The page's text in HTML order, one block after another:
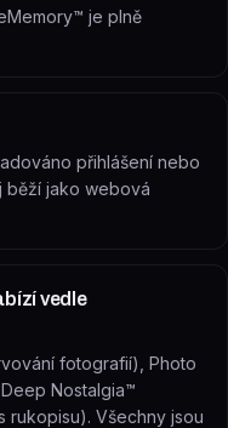
je plně
přihlášení nebo
běží jako webová
vedle
fotografií), Photo
Nostalgia™
rukopisu). Všechny jsou